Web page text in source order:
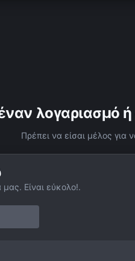
λογαριασμό
Πρέπει να είσαι μέλος για
μας. Είναι εύκολο!.